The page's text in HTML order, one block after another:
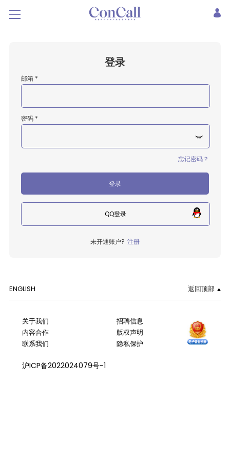
登录
邮箱 *
密码 *
忘记密码？
登录
QQ登录
未开通账户? 注册
ENGLISH 返回顶部
关于我们
内容合作
联系我们
招聘信息
版权声明
隐私保护
沪ICP备2022024079号-1